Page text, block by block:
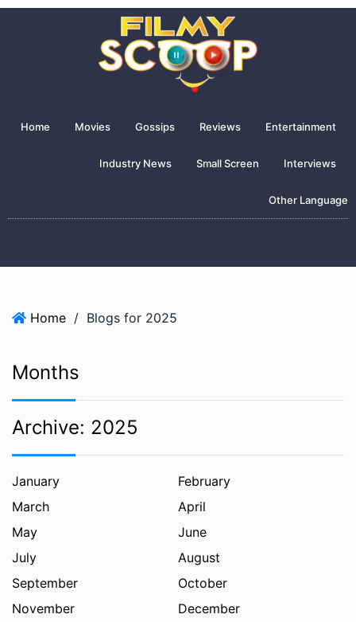
Home Movies Gossips Reviews Entertainment
Industry News Small Screen Interviews
Other Language
Home / Blogs for 2025
Months
Archive: 2025
January
February
March
April
May
June
July
August
September
October
November
December